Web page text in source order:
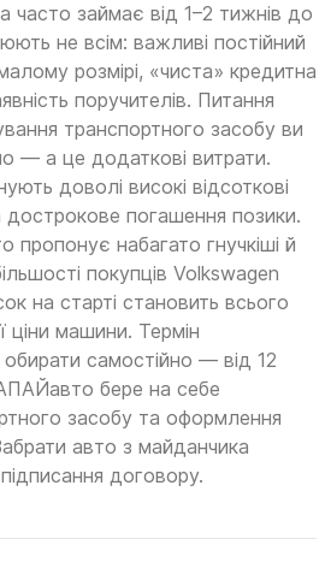
займає від 1–2 тижнів до
не всім: важливі постійний
розмірі, «чиста» кредитна
поручителів. Питання
транспортного засобу ви
— а це додаткові витрати.
доволі високі відсоткові
погашення позики.
пропонує набагато гнучкіші й
покупців Volkswagen
на старті становить всього
ціни машини. Термін
самостійно — від 12
бере на себе
засобу та оформлення
авто з майданчика
договору.